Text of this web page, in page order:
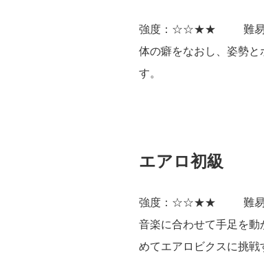
強度：☆☆★★
難
体の癖をなおし、姿勢と
す。
エアロ初級
強度：☆☆★★
難
音楽に合わせて手足を
めてエアロビクスに挑戦